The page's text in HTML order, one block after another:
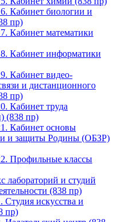
Кабинет биологии и
пр)
Кабинет математики
Кабинет информатики
Кабинет видео-
и дистанционного
пр)
Кабинет труда
(838 пр)
Кабинет основы
и защиты Родины (ОБЗР)
Профильные классы
лабораторий и студий
(838 пр)
Студия искусства и
пр)